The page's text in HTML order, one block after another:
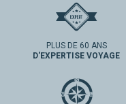
PLUS DE 60 ANS
D'EXPERTISE VOYAGE